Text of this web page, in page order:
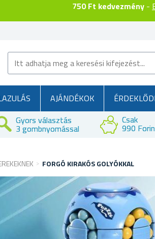
750 Ft kedvezmény -
AJÁNDÉKOK
Gyors választás
3 gombnyomással
Csak
990
FORGÓ KIRAKÓS GOLYÓKKAL